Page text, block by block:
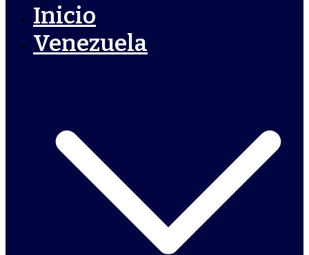
Inicio
Venezuela